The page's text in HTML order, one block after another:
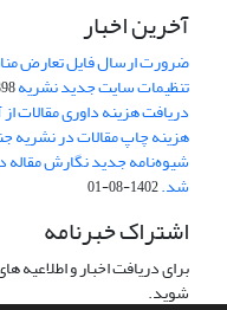
آخرین اخبار
ضرورت ارسال فایل تعارض
تنظیمات سایت جدید نشریه26
دریافت هزینه داوری مقالات از
هزینه چاپ مقالات در نشریه
شیوه‌نامه جدید نگارش
شد.1402-08-01
اشتراک خبرنامه
برای دریافت اخبار و
شوید.